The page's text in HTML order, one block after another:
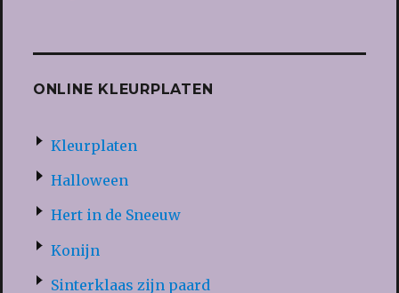
ONLINE KLEURPLATEN
Kleurplaten
Halloween
Hert in de Sneeuw
Konijn
Sinterklaas zijn paard